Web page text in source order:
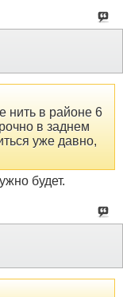
нить в районе 6
в заднем
уже давно,
будет.